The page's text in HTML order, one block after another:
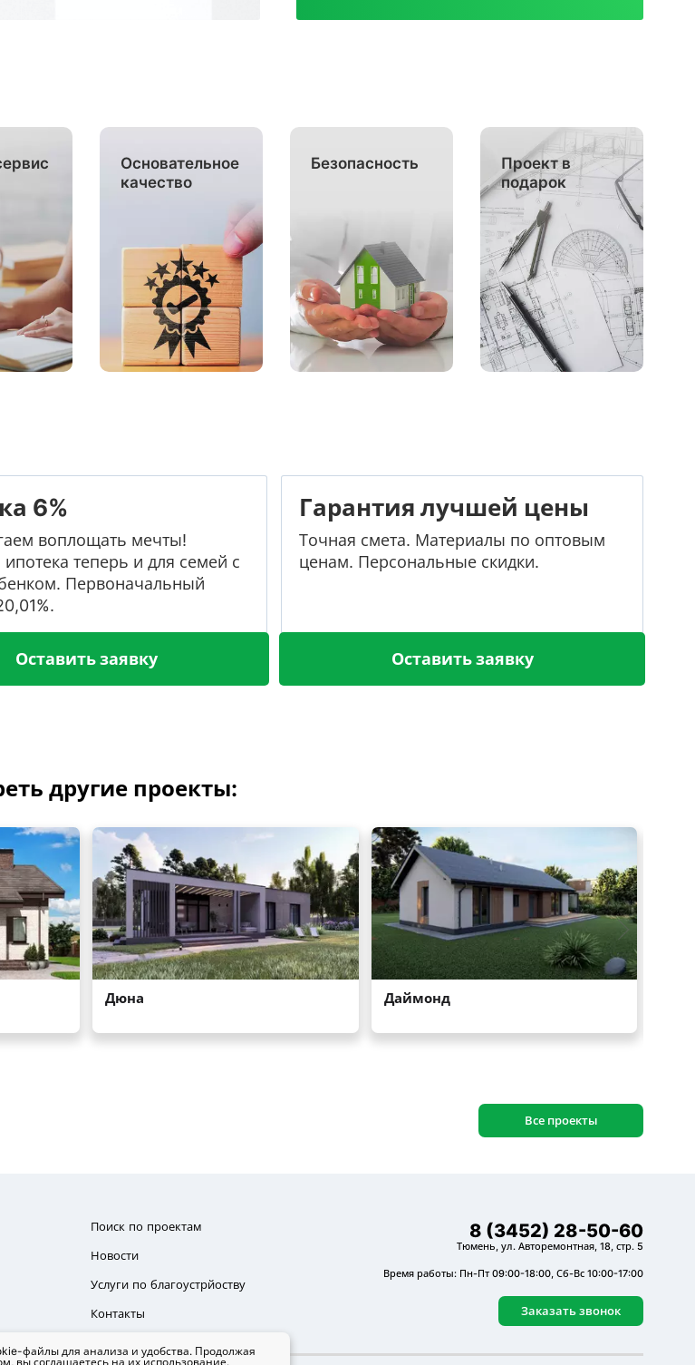
Основательное
качество
Безопасность
Проект в
подарок
6%
воплощать мечты!
теперь и для семей с
Первоначальный
Оставить заявку
Гарантия лучшей цены
Точная смета. Материалы по оптовым
ценам. Персональные скидки.
Оставить заявку
другие проекты:
Все проекты
Поиск по проектам
Новости
Услуги по благоустрйоству
Контакты
8 (3452) 28-50-60
Тюмень, ул. Авторемонтная, 18, стр. 5
Время работы: Пн-Пт 09:00-18:00, Сб-Вс 10:00-17:00
Заказать звонок
файлы для анализа и удобства. Продолжая
вы соглашаетесь на их использование.